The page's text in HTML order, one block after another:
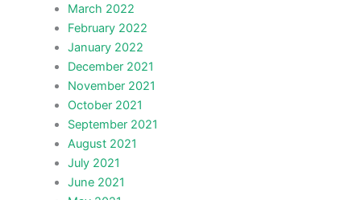
March 2022
February 2022
January 2022
December 2021
November 2021
October 2021
September 2021
August 2021
July 2021
June 2021